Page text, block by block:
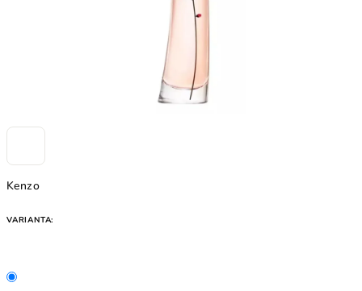
Kenzo
VARIANTA: